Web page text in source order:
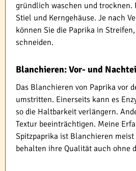
gründlich waschen und trocknen.
Stiel und Kerngehäuse. Je nach
können Sie die Paprika in
schneiden.
Blanchieren: Vor- und
Das Blanchieren von Paprika vor
umstritten. Einerseits kann es
so die Haltbarkeit verlängern.
Textur beeinträchtigen. Meine
Spitzpaprika ist Blanchieren
behalten ihre Qualität auch ohne